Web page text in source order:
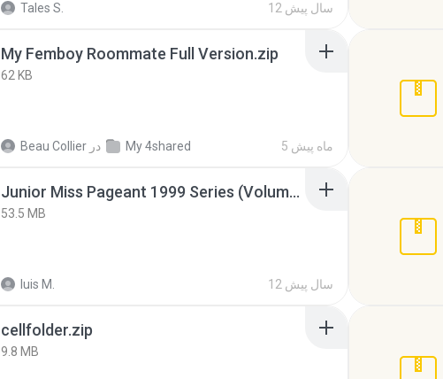
Tales S. 12 سال پیش
My Femboy Roommate Full Version.zip
62 KB
Beau Collier در My 4shared 5 ماه پیش
Junior Miss Pageant 1999 Series (Volume I Part I NC 6).7z
53.5 MB
luis M. 12 سال پیش
cellfolder.zip
9.8 MB